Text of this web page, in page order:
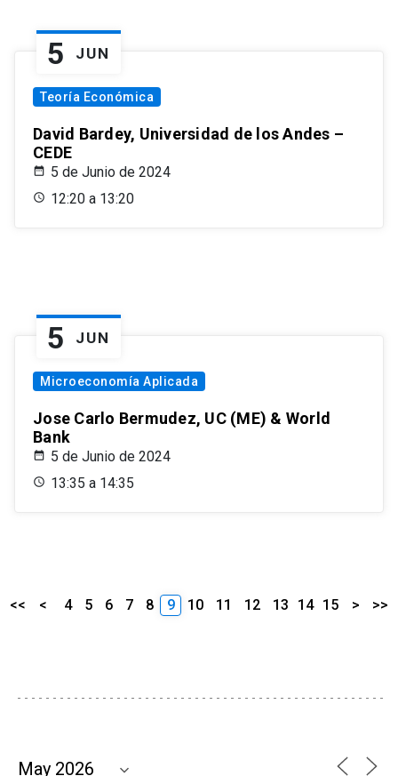
5 JUN
Teoría Económica
David Bardey, Universidad de los Andes –
CEDE
5 de Junio de 2024
12:20 a 13:20
5 JUN
Microeconomía Aplicada
Jose Carlo Bermudez, UC (ME) & World
Bank
5 de Junio de 2024
13:35 a 14:35
<< < 4 5 6 7 8 9 10 11 12 13 14 15 > >>